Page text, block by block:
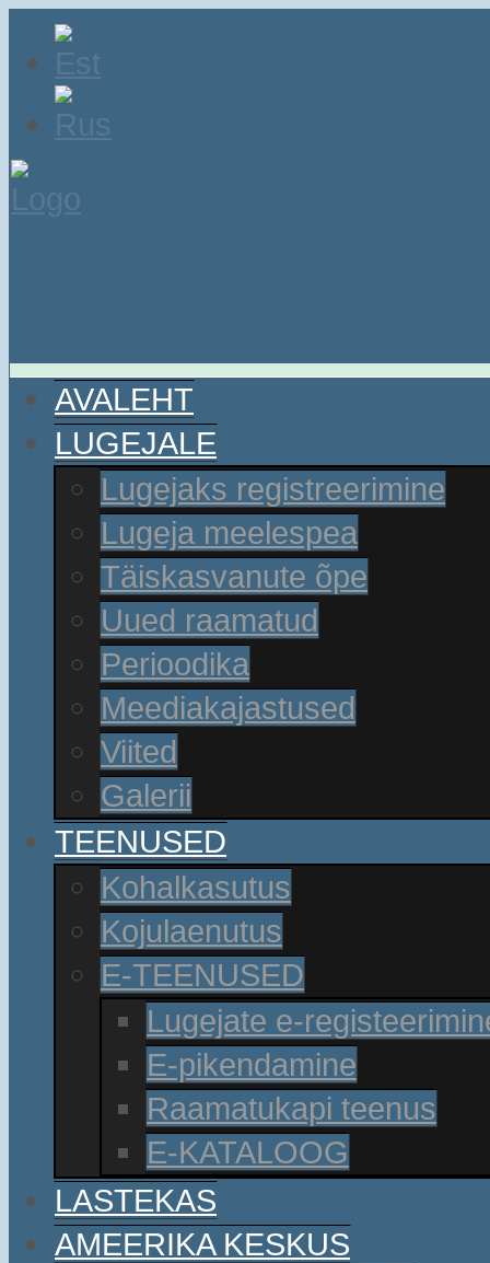
AVALEHT
LUGEJALE
Lugejaks registreerimine
Lugeja meelespea
Täiskasvanute õpe
Uued raamatud
Perioodika
Meediakajastused
Viited
Galerii
TEENUSED
Kohalkasutus
Kojulaenutus
E-TEENUSED
Lugejate e-
E-pikendamine
Raamatukapi teenus
E-KATALOOG
LASTEKAS
AMEERIKA KESKUS